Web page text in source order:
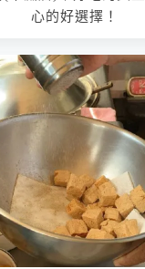
心的好選擇！